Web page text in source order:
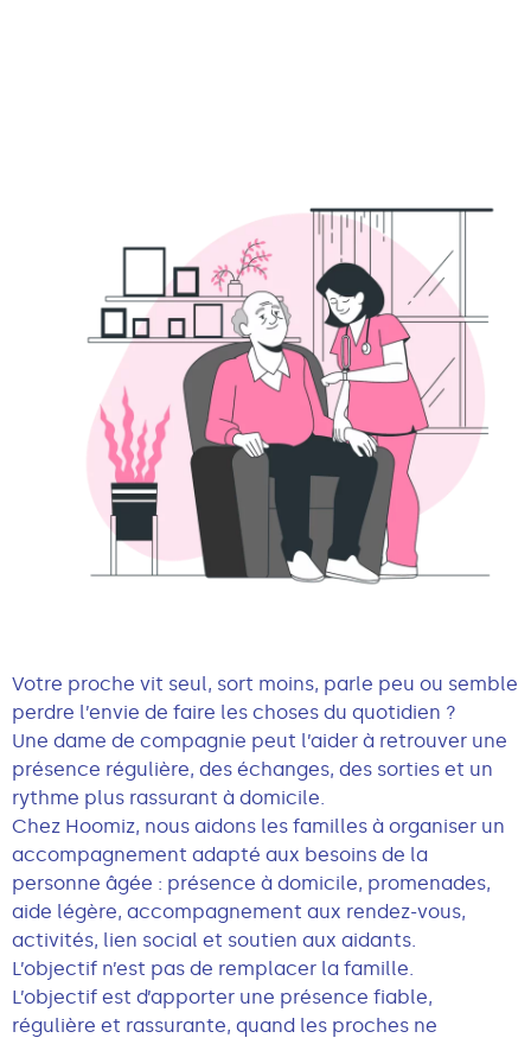
Votre proche vit seul, sort moins, parle peu ou semble
perdre l’envie de faire les choses du quotidien ?
Une dame de compagnie peut l’aider à retrouver une
présence régulière, des échanges, des sorties et un
rythme plus rassurant à domicile.
Chez Hoomiz, nous aidons les familles à organiser un
accompagnement adapté aux besoins de la
personne âgée : présence à domicile, promenades,
aide légère, accompagnement aux rendez-vous,
activités, lien social et soutien aux aidants.
L’objectif n’est pas de remplacer la famille.
L’objectif est d’apporter une présence fiable,
régulière et rassurante, quand les proches ne